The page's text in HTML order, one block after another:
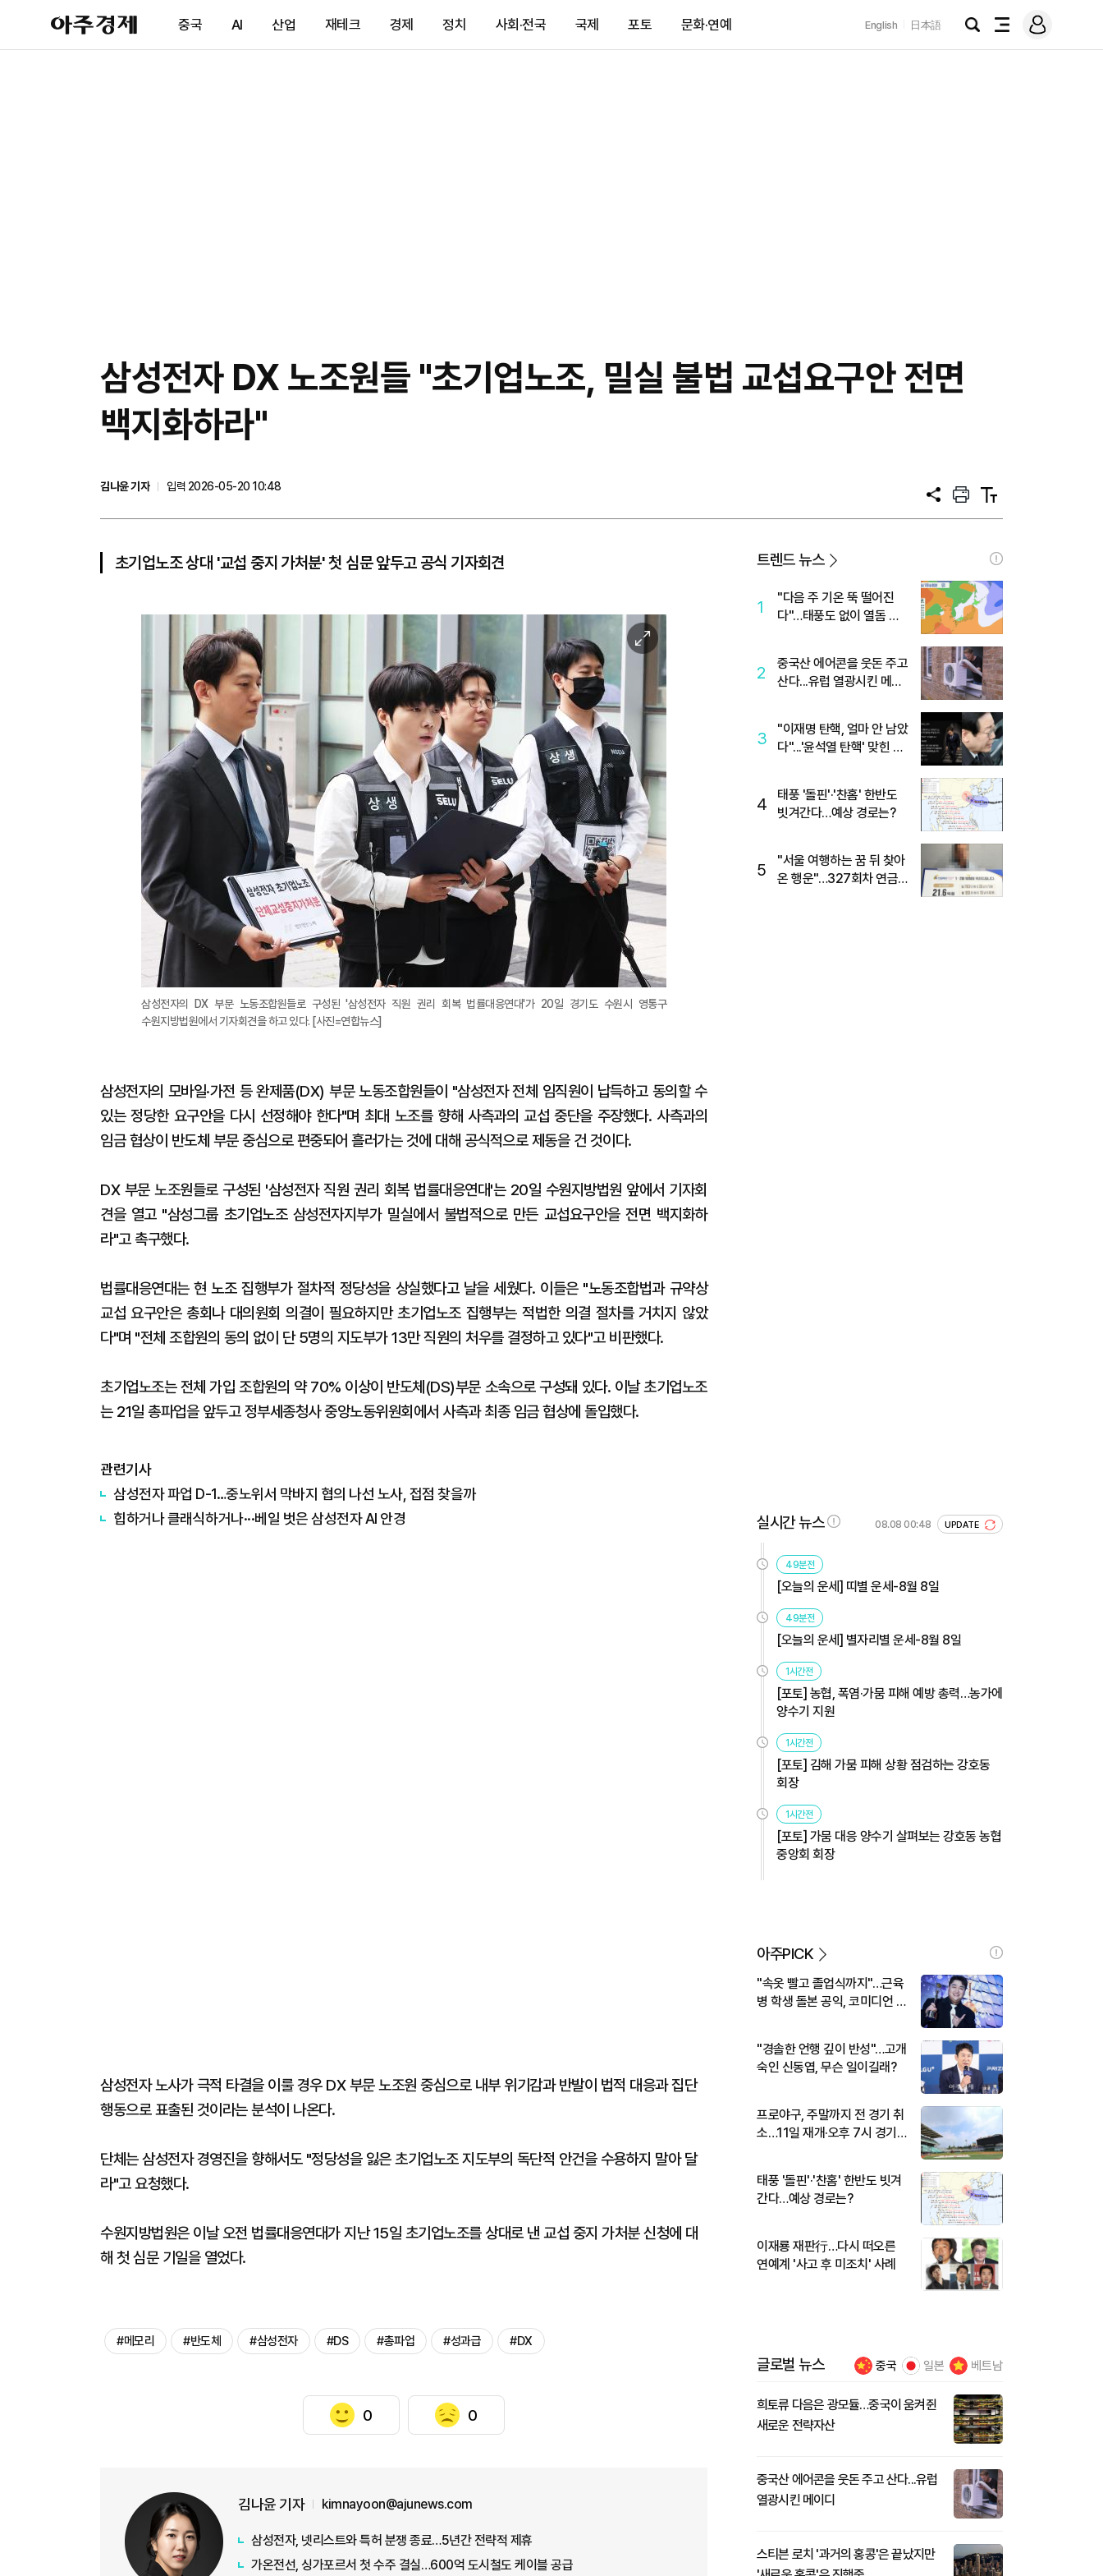
아
주
제
중국 AI 산업 재테크 경제 정치 사회·전국 국제 포토 문화·연예 English 日本語
검
전
메
그
삼성전자 DX 노조원들 "초기업노조, 밀실 불법 교섭요구안 전면
백지화하라"
김나윤 기자
입력 2026-05-20 10:48
공
프
트
텍
트
초기업노조 상대 '교섭 중지 가처분' 첫 심문 앞두고 공식 기자회견
이
미
대
삼성전자의 DX 부문 노동조합원들로 구성된 '삼성전자 직원 권리 회복 법률대응연대'가 20일 경기도 수원시 영통구
수원지방법원에서 기자회견을 하고 있다. [사진=연합뉴스]
삼성전자의 모바일·가전 등 완제품(DX) 부문 노동조합원들이 "삼성전자 전체 임직원이 납득하고 동의할 수
있는 정당한 요구안을 다시 선정해야 한다"며 최대 노조를 향해 사측과의 교섭 중단을 주장했다. 사측과의
임금 협상이 반도체 부문 중심으로 편중되어 흘러가는 것에 대해 공식적으로 제동을 건 것이다.
DX 부문 노조원들로 구성된 '삼성전자 직원 권리 회복 법률대응연대'는 20일 수원지방법원 앞에서 기자회
견을 열고 "삼성그룹 초기업노조 삼성전자지부가 밀실에서 불법적으로 만든 교섭요구안을 전면 백지화하
라"고 촉구했다.
법률대응연대는 현 노조 집행부가 절차적 정당성을 상실했다고 날을 세웠다. 이들은 "노동조합법과 규약상
교섭 요구안은 총회나 대의원회 의결이 필요하지만 초기업노조 집행부는 적법한 의결 절차를 거치지 않았
다"며 "전체 조합원의 동의 없이 단 5명의 지도부가 13만 직원의 처우를 결정하고 있다"고 비판했다.
초기업노조는 전체 가입 조합원의 약 70% 이상이 반도체(DS)부문 소속으로 구성돼 있다. 이날 초기업노조
는 21일 총파업을 앞두고 정부세종청사 중앙노동위원회에서 사측과 최종 임금 협상에 돌입했다.
관련기사
삼성전자 파업 D-1…중노위서 막바지 협의 나선 노사, 접점 찾을까
힙하거나 클래식하거나···베일 벗은 삼성전자 AI 안경
삼성전자 노사가 극적 타결을 이룰 경우 DX 부문 노조원 중심으로 내부 위기감과 반발이 법적 대응과 집단
행동으로 표출된 것이라는 분석이 나온다.
단체는 삼성전자 경영진을 향해서도 "정당성을 잃은 초기업노조 지도부의 독단적 안건을 수용하지 말아 달
라"고 요청했다.
수원지방법원은 이날 오전 법률대응연대가 지난 15일 초기업노조를 상대로 낸 교섭 중지 가처분 신청에 대
해 첫 심문 기일을 열었다.
#메모리 #반도체 #삼성전자 #DS #총파업 #성과급 #DX
0 0
김나윤 기자 kimnayoon@ajunews.com
삼성전자, 넷리스트와 특허 분쟁 종료…5년간 전략적 제휴
가온전선, 싱가포르서 첫 수주 결실…600억 도시철도 케이블 공급
트렌드 뉴스
1
"다음 주 기온 뚝 떨어진
다"…태풍도 없이 열돔 박
2
중국산 에어콘을 웃돈 주고
산다...유럽 열광시킨 메이
3
"이재명 탄핵, 얼마 안 남았
다"...'윤석열 탄핵' 맞힌 무
4
태풍 '돌핀'·'찬홈' 한반도
빗겨간다…예상 경로는?
5
"서울 여행하는 꿈 뒤 찾아
온 행운"…327회차 연금
실시간 뉴스 08.08 00:48 UPDATE
49분전
[오늘의 운세] 띠별 운세-8월 8일
49분전
[오늘의 운세] 별자리별 운세-8월 8일
1시간전
[포토] 농협, 폭염·가뭄 피해 예방 총력…농가에
양수기 지원
1시간전
[포토] 김해 가뭄 피해 상황 점검하는 강호동
회장
1시간전
[포토] 가뭄 대응 양수기 살펴보는 강호동 농협
중앙회 회장
아주PICK
"속옷 빨고 졸업식까지"…근육
병 학생 돌본 공익, 코미디언 김
"경솔한 언행 깊이 반성"…고개
숙인 신동엽, 무슨 일이길래?
프로야구, 주말까지 전 경기 취
소…11일 재개·오후 7시 경기
태풍 '돌핀'·'찬홈' 한반도 빗겨
간다…예상 경로는?
이재룡 재판行…다시 떠오른
연예계 '사고 후 미조치' 사례
글로벌 뉴스 중국 일본 베트남
희토류 다음은 광모듈…중국이 움켜쥔
새로운 전략자산
중국산 에어콘을 웃돈 주고 산다...유럽
열광시킨 메이디
스티븐 로치 '과거의 홍콩'은 끝났지만